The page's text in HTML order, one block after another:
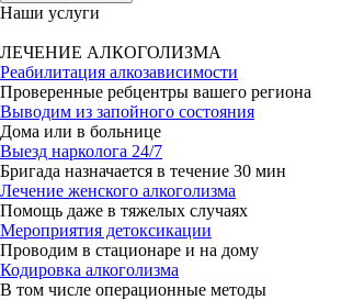
Наши услуги
ЛЕЧЕНИЕ АЛКОГОЛИЗМА
Реабилитация алкозависимости
Проверенные ребцентры вашего региона
Выводим из запойного состояния
Дома или в больнице
Выезд нарколога 24/7
Бригада назначается в течение 30 мин
Лечение женского алкоголизма
Помощь даже в тяжелых случаях
Мероприятия детоксикации
Проводим в стационаре и на дому
Кодировка алкоголизма
В том числе операционные методы